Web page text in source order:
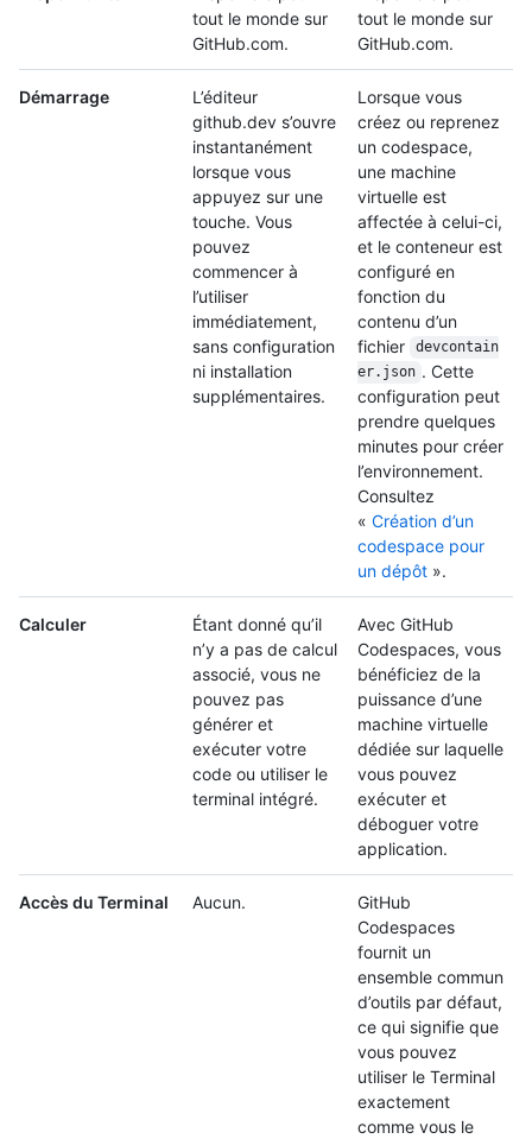
tout le monde sur
GitHub.com.
tout le monde sur
GitHub.com.
Démarrage
L’éditeur
github.dev s’ouvre
instantanément
lorsque vous
appuyez sur une
touche. Vous
pouvez
commencer à
l’utiliser
immédiatement,
sans configuration
ni installation
supplémentaires.
Lorsque vous
créez ou reprenez
un codespace,
une machine
virtuelle est
affectée à celui-ci,
et le conteneur est
configuré en
fonction du
contenu d’un
fichier
devcontain
er.json . Cette
configuration peut
prendre quelques
minutes pour créer
l’environnement.
Consultez
« Création d’un
codespace pour
un dépôt ».
Calculer
Étant donné qu’il
n’y a pas de calcul
associé, vous ne
pouvez pas
générer et
exécuter votre
code ou utiliser le
terminal intégré.
Avec GitHub
Codespaces, vous
bénéficiez de la
puissance d’une
machine virtuelle
dédiée sur laquelle
vous pouvez
exécuter et
déboguer votre
application.
Accès du Terminal Aucun.
GitHub
Codespaces
fournit un
ensemble commun
d’outils par défaut,
ce qui signifie que
vous pouvez
utiliser le Terminal
exactement
comme vous le